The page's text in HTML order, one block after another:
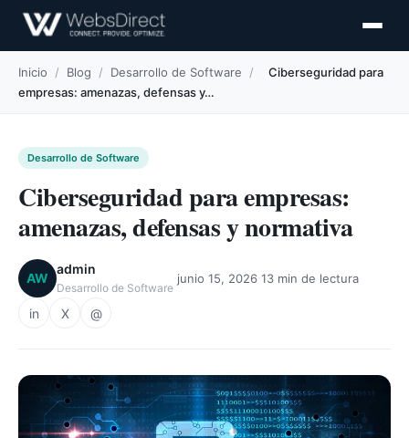
Inicio / Blog / Desarrollo de Software /
Ciberseguridad para
empresas: amenazas, defensas y…
Desarrollo de Software
Ciberseguridad para empresas:
amenazas, defensas y normativa
AW
admin
Desarrollo de Software
junio 15, 2026 13 min de lectura
in X @